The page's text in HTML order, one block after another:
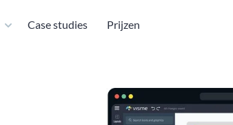
Case studies Prijzen